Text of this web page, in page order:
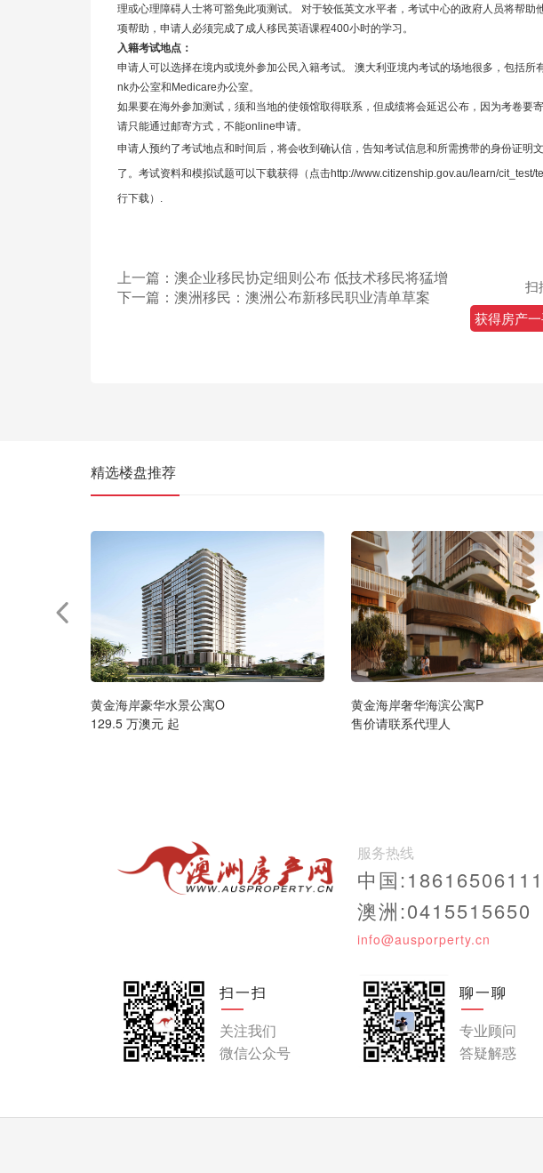
理或心理障碍人士将可豁免此项测试。
对于较低英文水平者，考试中心的政府人员将帮助
项帮助，申请人必须完成了成人移民英语课程400小时的学习。
入籍考试地点：
申请人可以选择在境内或境外参加公民入籍考试。
澳大利亚境内考试的场地很多，包括所
nk办公室和 Medicare办公室。
如果要在海外参加测试，须和当地的使领馆取得联系，但成绩将会延迟公布，因为考卷要寄
请只能通过邮寄方式，不能online申请。
申请人预约了考试地点和时间后，将会收到确认信，告知考试信息和所需携带的身份证明文
了。考试资料和模拟试题可以下载获得（点击http://www.citizenship.gov.au/learn/cit_test/
行下载） .
上一篇： 澳企业移民协定细则公布 低技术移民将猛增
下一篇： 澳洲移民：澳洲公布新移民职业清单草案
扫
获得房产
精选楼盘推荐
黄金海岸豪华水景公寓O
129.5 万澳元 起
黄金海岸奢华海滨公寓P
售价请联系代理人
服务热线
中国:18616506111
澳洲:0415515650
info@ausporperty.cn
扫一扫
关注我们
微信公众号
聊一聊
专业顾问
答疑解惑